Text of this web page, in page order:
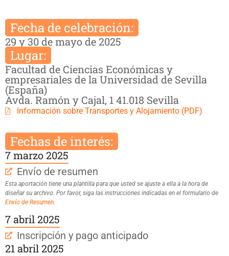
Fecha de celebración:
29 y 30 de mayo de 2025
Lugar:
Facultad de Ciencias Económicas y
empresariales de la Universidad de Sevilla
(España)
Avda. Ramón y Cajal, 1 41.018 Sevilla
Información sobre Transportes y Alojamiento (PDF)
Fechas de interés:
7 marzo 2025
Envío de resumen
Esta aportación tiene una plantilla para que usted se ajuste a ella a la hora de
diseñar su archivo. Por favor, siga las instrucciones indicadas en el formulario de
Envío de Resumen.
7 abril 2025
Inscripción y pago anticipado
21 abril 2025